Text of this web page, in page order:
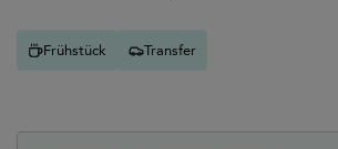
Frühstück Transfer